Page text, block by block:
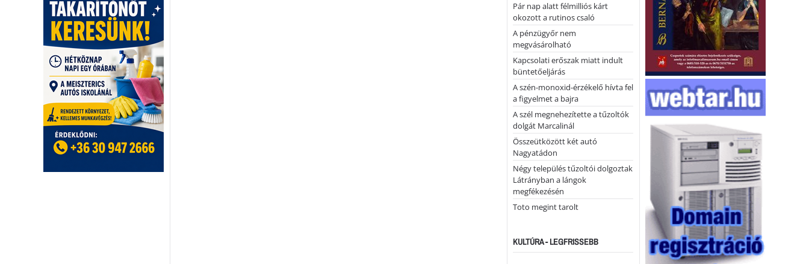
Pár nap alatt félmilliós kárt
okozott a rutinos csaló
A pénzügyőr nem
megvásárolható
Kapcsolati erőszak miatt indult
büntetőeljárás
A szén-monoxid-érzékelő hívta fel
a figyelmet a bajra
A szél megnehezítette a tűzoltók
dolgát Marcalinál
Összeütközött két autó
Nagyatádon
Négy település tűzoltói dolgoztak
Látrányban a lángok
megfékezésén
Toto megint tarolt
KULTÚRA - LEGFRISSEBB